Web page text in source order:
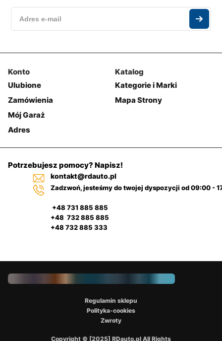
Konto
Ulubione
Zamówienia
Mój Garaż
Adres
Katalog
Kategorie i Marki
Mapa Strony
Potrzebujesz pomocy? Napisz!
kontakt@rdauto.pl
Zadzwoń, jesteśmy do twojej dyspozycji od 09:00 -
+48 731 885 885
+48 732 885 885
+48 732 885 333
Copyright © [2025] RDauto.pl All Rights
Regulamin sklepu
Polityka-cookies
Zwroty